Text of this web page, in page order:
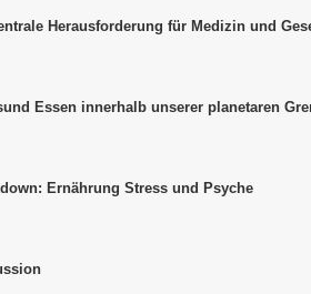
Herausforderung für Medizin und
Essen innerhalb unserer planetaren
Ernährung Stress und Psyche